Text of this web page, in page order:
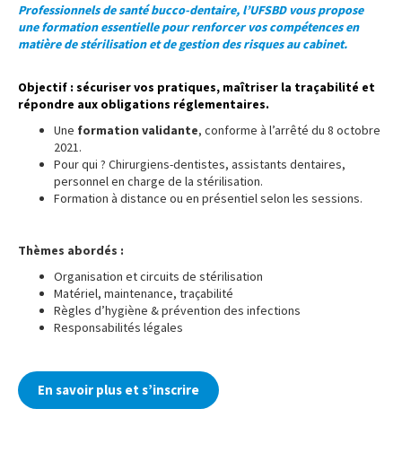
Professionnels de santé bucco-dentaire, l’UFSBD vous propose
une formation essentielle pour renforcer vos compétences en
matière de stérilisation et de gestion des risques au cabinet.
Objectif : sécuriser vos pratiques, maîtriser la traçabilité et
répondre aux obligations réglementaires.
Une formation validante, conforme à l’arrêté du 8 octobre
2021.
Pour qui ? Chirurgiens-dentistes, assistants dentaires,
personnel en charge de la stérilisation.
Formation à distance ou en présentiel selon les sessions.
Thèmes abordés :
Organisation et circuits de stérilisation
Matériel, maintenance, traçabilité
Règles d’hygiène & prévention des infections
Responsabilités légales
En savoir plus et s’inscrire